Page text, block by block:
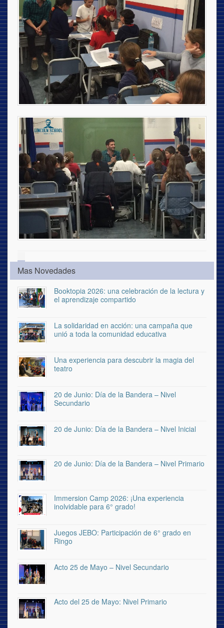
Mas Novedades
Booktopia 2026: una celebración de la lectura y
el aprendizaje compartido
La solidaridad en acción: una campaña que
unió a toda la comunidad educativa
Una experiencia para descubrir la magia del
teatro
20 de Junio: Día de la Bandera – Nivel
Secundario
20 de Junio: Día de la Bandera – Nivel Inicial
20 de Junio: Día de la Bandera – Nivel Primario
Immersion Camp 2026: ¡Una experiencia
inolvidable para 6° grado!
Juegos JEBO: Participación de 6° grado en
Ringo
Acto 25 de Mayo – Nivel Secundario
Acto del 25 de Mayo: Nivel Primario